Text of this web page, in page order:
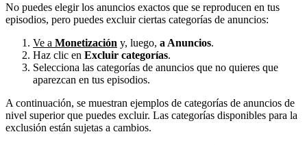
No puedes elegir los anuncios exactos que se reproducen en tus
episodios, pero puedes excluir ciertas categorías de anuncios:
Ve a Monetización y, luego, a Anuncios.
Haz clic en Excluir categorías.
Selecciona las categorías de anuncios que no quieres que
aparezcan en tus episodios.
A continuación, se muestran ejemplos de categorías de anuncios de
nivel superior que puedes excluir. Las categorías disponibles para la
exclusión están sujetas a cambios.